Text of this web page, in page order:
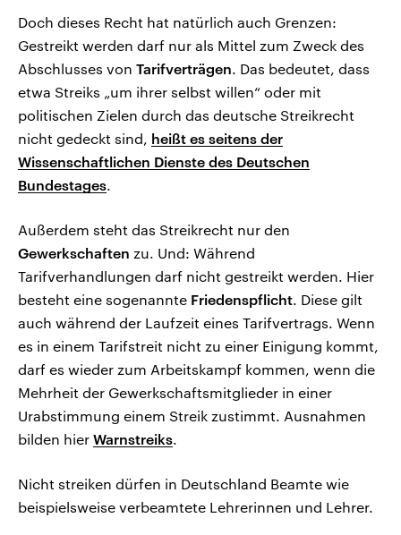
Doch dieses Recht hat natürlich auch Grenzen:
Gestreikt werden darf nur als Mittel zum Zweck des
Abschlusses von Tarifverträgen. Das bedeutet, dass
etwa Streiks „um ihrer selbst willen“ oder mit
politischen Zielen durch das deutsche Streikrecht
nicht gedeckt sind, heißt es seitens der
Wissenschaftlichen Dienste des Deutschen
Bundestages.
Außerdem steht das Streikrecht nur den
Gewerkschaften zu. Und: Während
Tarifverhandlungen darf nicht gestreikt werden. Hier
besteht eine sogenannte Friedenspflicht. Diese gilt
auch während der Laufzeit eines Tarifvertrags. Wenn
es in einem Tarifstreit nicht zu einer Einigung kommt,
darf es wieder zum Arbeitskampf kommen, wenn die
Mehrheit der Gewerkschaftsmitglieder in einer
Urabstimmung einem Streik zustimmt. Ausnahmen
bilden hier Warnstreiks.
Nicht streiken dürfen in Deutschland Beamte wie
beispielsweise verbeamtete Lehrerinnen und Lehrer.